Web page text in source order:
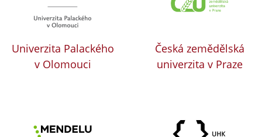
Univerzita Palackého
v Olomouci
Česká zemědělská
univerzita v Praze